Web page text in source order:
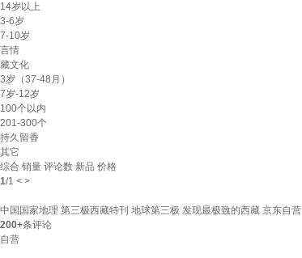
14岁以上
3-6岁
7-10岁
言情
藏文化
3岁（37-48月）
7岁-12岁
100个以内
201-300个
持久留香
其它
综合 销量 评论数 新品 价格
1/1 < >
中国国家地理 第三极西藏特刊 地球第三极 发现最极致的西藏 京东自营
200+条评论
自营